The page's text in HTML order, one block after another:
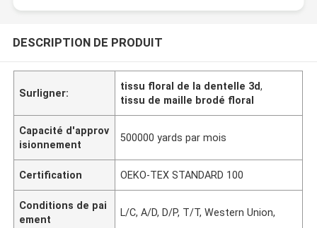
DESCRIPTION DE PRODUIT
Surligner:
tissu floral de la dentelle 3d,
tissu de maille brodé floral
Capacité d'approv
isionnement
500000 yards par mois
Certification OEKO-TEX STANDARD 100
Conditions de pai
ement
L/C, A/D, D/P, T/T, Western Union,